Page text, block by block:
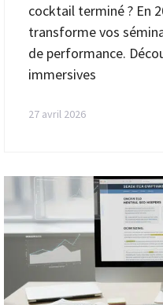
cocktail terminé ? En
transforme vos
de performance.
immersives
27 avril 2026